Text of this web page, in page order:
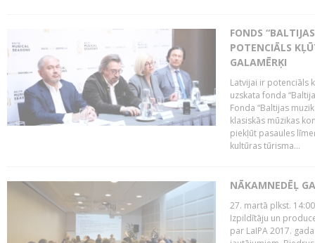
FONDS
POTENCIĀLS
GALAMĒRĶI
Latvijai ir potenciāls
uzskata fonda
Fonda “Baltijas
klasiskās mūzikas
piekļūt pasaules
kultūras tūrisma...
NĀKAMNEDĒĻ
27. martā plkst.
Izpildītāju un
par LaIPA 2017.